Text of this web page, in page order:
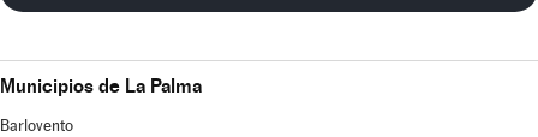
Municipios de La Palma
Barlovento